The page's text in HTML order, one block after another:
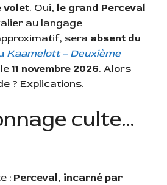
volet. Oui, le grand Perceval
au langage
sera absent du
Kaamelott – Deuxième
11 novembre 2026. Alors
? Explications.
culte…
: Perceval, incarné par